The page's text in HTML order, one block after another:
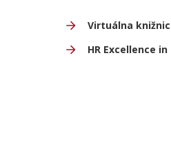
Virtuálna
HR Excellence in